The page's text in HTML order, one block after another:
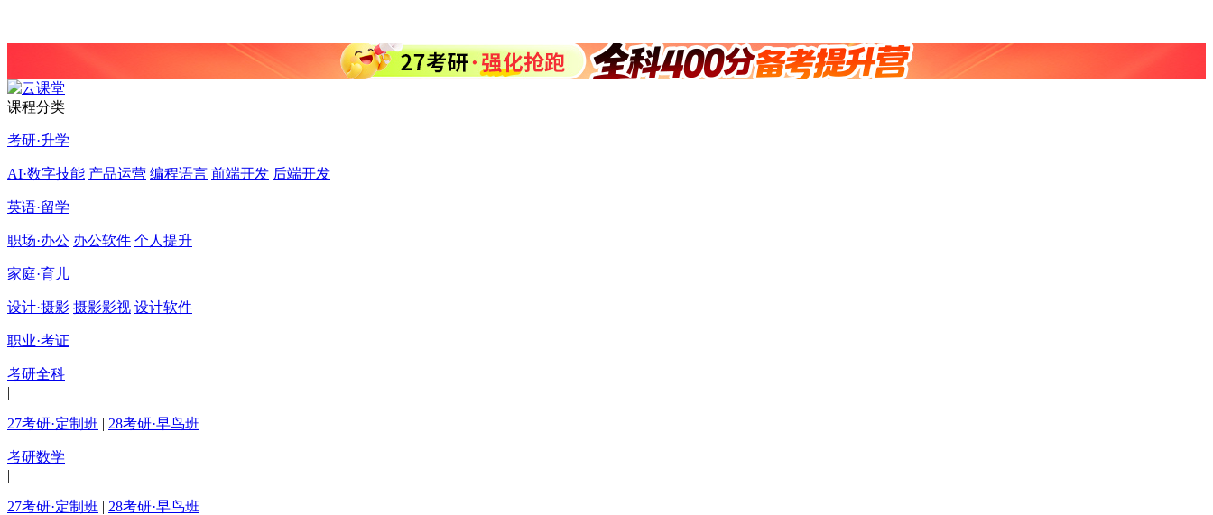
课程分类
考研·升学
AI·数字技能 产品运营 编程语言 前端开发 后端开发
英语·留学
职场·办公 办公软件 个人提升
家庭·育儿
设计·摄影 摄影影视 设计软件
职业·考证
考研全科
|
27考研·定制班 | 28考研·早鸟班
考研数学
|
27考研·定制班 | 28考研·早鸟班